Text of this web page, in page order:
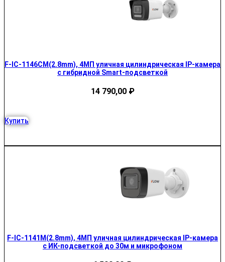
F-IC-1146CM(2.8mm), 4МП уличная цилиндрическая IP-камера
с гибридной Smart-подсветкой
14 790,00 ₽
Купить
F-IC-1141M(2.8mm), 4МП уличная цилиндрическая IP-камера
с ИК-подсветкой до 30м и микрофоном